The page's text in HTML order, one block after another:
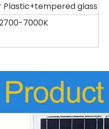
Plastic+tempered glass
7000K